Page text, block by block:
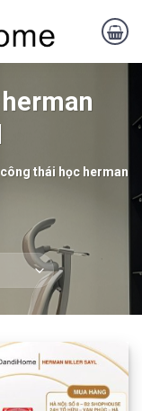
thái học herman